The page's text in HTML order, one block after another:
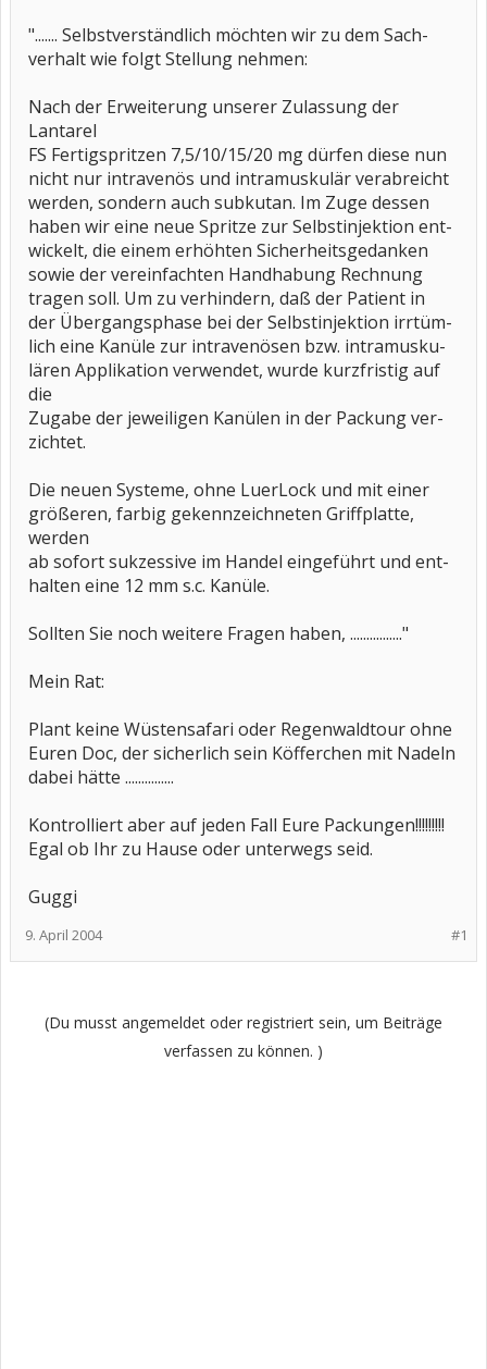
"....... Selbstverständlich möchten wir zu dem Sach-
verhalt wie folgt Stellung nehmen:
Nach der Erweiterung unserer Zulassung der
Lantarel
FS Fertigspritzen 7,5/10/15/20 mg dürfen diese nun
nicht nur intravenös und intramuskulär verabreicht
werden, sondern auch subkutan. Im Zuge dessen
haben wir eine neue Spritze zur Selbstinjektion ent-
wickelt, die einem erhöhten Sicherheitsgedanken
sowie der vereinfachten Handhabung Rechnung
tragen soll. Um zu verhindern, daß der Patient in
der Übergangsphase bei der Selbstinjektion irrtüm-
lich eine Kanüle zur intravenösen bzw. intramusku-
lären Applikation verwendet, wurde kurzfristig auf
die
Zugabe der jeweiligen Kanülen in der Packung ver-
zichtet.
Die neuen Systeme, ohne LuerLock und mit einer
größeren, farbig gekennzeichneten Griffplatte,
werden
ab sofort sukzessive im Handel eingeführt und ent-
halten eine 12 mm s.c. Kanüle.
Sollten Sie noch weitere Fragen haben, ................"
Mein Rat:
Plant keine Wüstensafari oder Regenwaldtour ohne
Euren Doc, der sicherlich sein Köfferchen mit Nadeln
dabei hätte ...............
Kontrolliert aber auf jeden Fall Eure Packungen!!!!!!!!!
Egal ob Ihr zu Hause oder unterwegs seid.
Guggi
#1
9. April 2004
(Du musst angemeldet oder registriert sein, um Beiträge
verfassen zu können. )